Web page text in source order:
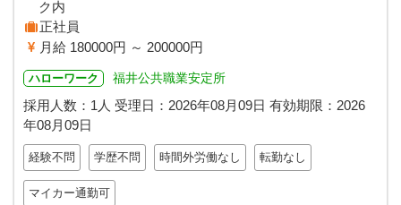
ク内
正社員
月給 180000円 ～ 200000円
ハローワーク 福井公共職業安定所
採用人数：1人 受理日： 2026年08月09日 有効期限： 2026
年08月09日
経験不問 学歴不問 時間外労働なし 転勤なし
マイカー通勤可